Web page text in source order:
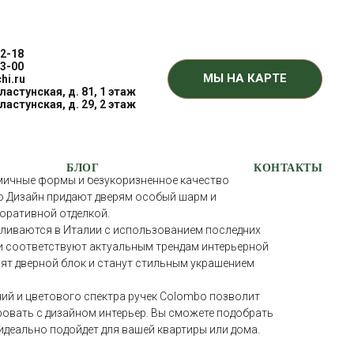
18
00
д. 81, 1 этаж
д. 29, 2 этаж
МЫ НА КАРТЕ
БЛОГ КОНТАКТЫ
КОЛОМБО ЭСПРИ
это оригинальные дизайнерские решения,
формы и безукоризненное качество
Дизайн придают дверям особый шарм и
отделкой.
в Италии с использованием последних
соответствуют актуальным трендам интерьерной
дверной блок и станут стильным украшением
и цветового спектра ручек Colombo позволит
с дизайном интерьер. Вы сможете подобрать
подойдет для вашей квартиры или дома.